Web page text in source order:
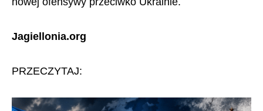
Jagiellonia.org
PRZECZYTAJ: